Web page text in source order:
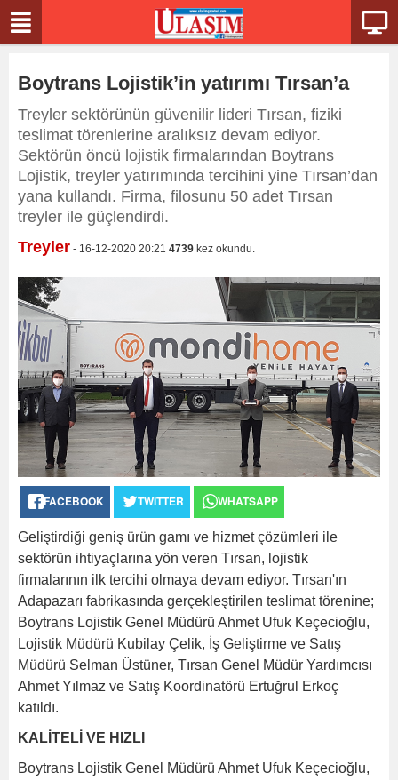
Boytrans Lojistik’in yatırımı Tırsan’a
Treyler sektörünün güvenilir lideri Tırsan, fiziki
teslimat törenlerine aralıksız devam ediyor.
Sektörün öncü lojistik firmalarından Boytrans
Lojistik, treyler yatırımında tercihini yine Tırsan’dan
yana kullandı. Firma, filosunu 50 adet Tırsan
treyler ile güçlendirdi.
Treyler - 16-12-2020 20:21 4739 kez okundu.
FACEBOOK TWITTER WHATSAPP
Geliştirdiği geniş ürün gamı ve hizmet çözümleri ile
sektörün ihtiyaçlarına yön veren Tırsan, lojistik
firmalarının ilk tercihi olmaya devam ediyor. Tırsan'ın
Adapazarı fabrikasında gerçekleştirilen teslimat törenine;
Boytrans Lojistik Genel Müdürü Ahmet Ufuk Keçecioğlu,
Lojistik Müdürü Kubilay Çelik, İş Geliştirme ve Satış
Müdürü Selman Üstüner, Tırsan Genel Müdür Yardımcısı
Ahmet Yılmaz ve Satış Koordinatörü Ertuğrul Erkoç
katıldı.
KALİTELİ VE HIZLI
Boytrans Lojistik Genel Müdürü Ahmet Ufuk Keçecioğlu,